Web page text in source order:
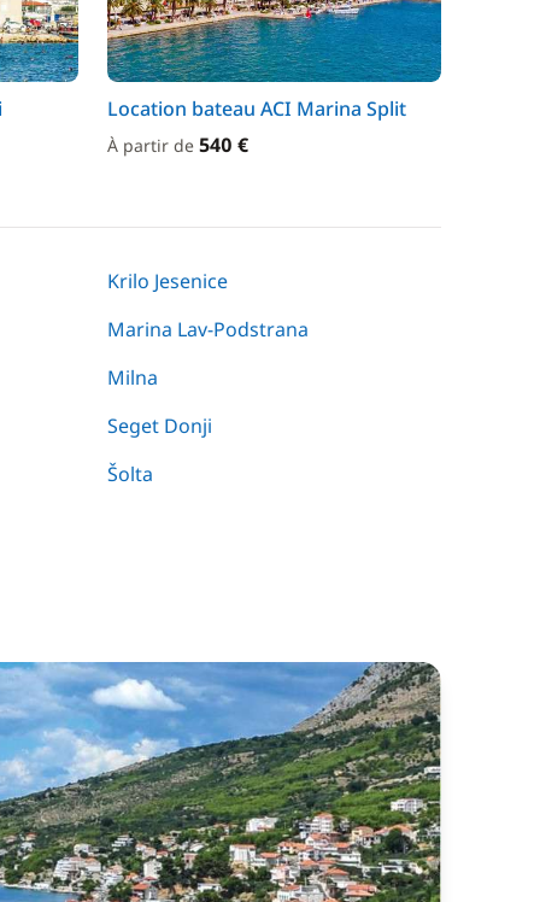
Location bateau ACI Marina Split
À partir de 540 €
Krilo Jesenice
Marina Lav-Podstrana
Milna
Seget Donji
Šolta